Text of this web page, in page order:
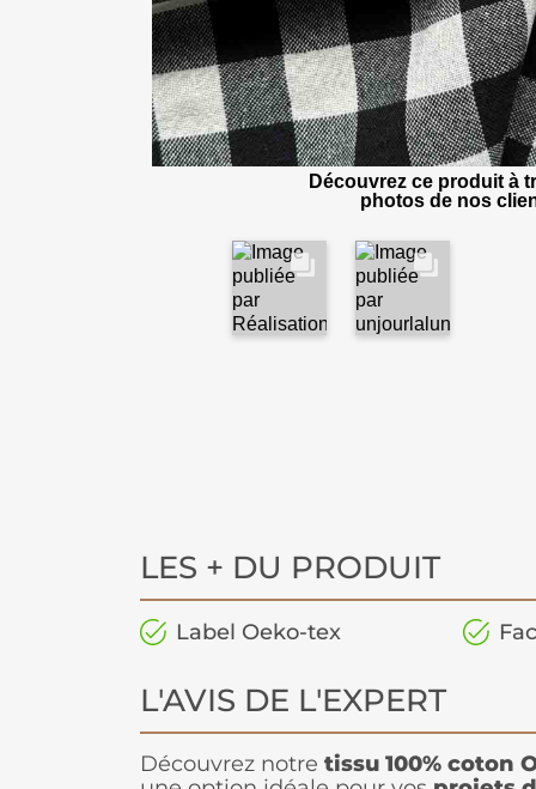
Découvrez ce produit à
photos de nos
LES + DU PRODUIT
Label Oeko-tex
L'AVIS DE L'EXPERT
Découvrez notre tissu 100% coton